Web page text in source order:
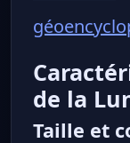
de la
Taille et